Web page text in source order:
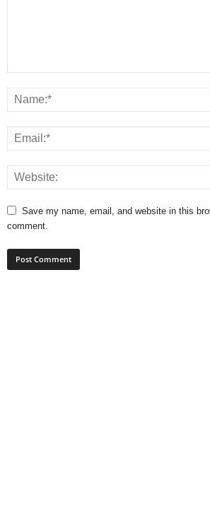
Save my name, email, and website in this
comment.